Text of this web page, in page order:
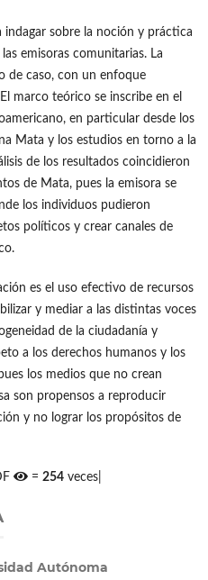
sobre la noción y práctica
emisoras comunitarias. La
de caso, con un enfoque
marco teórico se inscribe en el
en particular desde los
Mata y los estudios en torno a la
de los resultados coincidieron
de Mata, pues la emisora se
los individuos pudieron
políticos y crear canales de
es el uso efectivo de recursos
y mediar a las distintas voces
de la ciudadanía y
a los derechos humanos y los
los medios que no crean
son propensos a reproducir
y no lograr los propósitos de
=254 veces|
Autónoma